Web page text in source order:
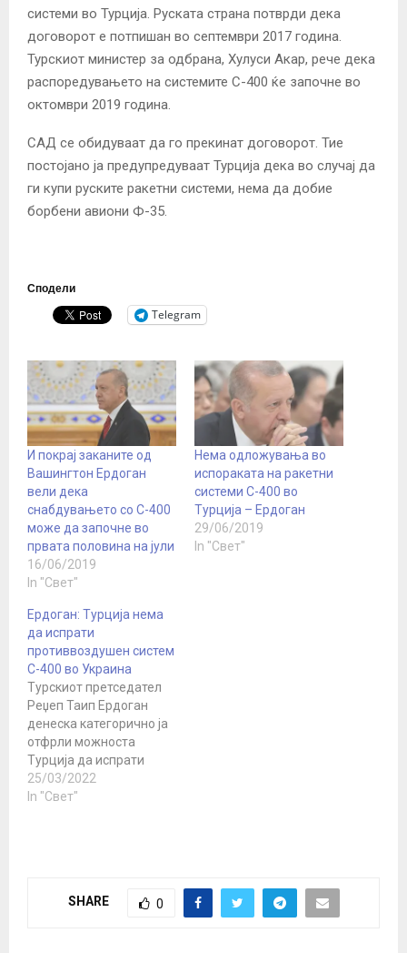
системи во Турција. Руската страна потврди дека
договорот е потпишан во септември 2017 година.
Турскиот министер за одбрана, Хулуси Акар, рече дека
распоредувањето на системите С-400 ќе започне во
октомври 2019 година.
САД се обидуваат да го прекинат договорот. Тие
постојано ја предупредуваат Турција дека во случај да
ги купи руските ракетни системи, нема да добие
борбени авиони Ф-35.
Сподели
Telegram
И покрај заканите од
Вашингтон Ердоган
вели дека
снабдувањето со С-400
може да започне во
првата половина на јули
16/06/2019
In "Свет"
Нема одложувања во
испораката на ракетни
системи С-400 во
Турција – Ердоган
29/06/2019
In "Свет"
Ердоган: Турција нема
да испрати
противвоздушен систем
С-400 во Украина
Турскиот претседател
Реџеп Таип Ердоган
денеска категорично ја
отфрли можноста
Турција да испрати
системи за воздушна
одбрана С-400 од руско
НАТО во Брисел дека
25/03/2022
In "Свет"
SHARE 0